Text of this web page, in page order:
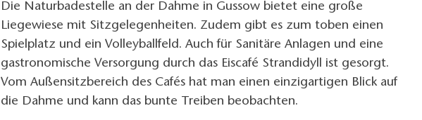
Die Naturbadestelle an der Dahme in Gussow bietet eine große
Liegewiese mit Sitzgelegenheiten. Zudem gibt es zum toben einen
Spielplatz und ein Volleyballfeld. Auch für Sanitäre Anlagen und eine
gastronomische Versorgung durch das Eiscafé Strandidyll ist gesorgt.
Vom Außensitzbereich des Cafés hat man einen einzigartigen Blick auf
die Dahme und kann das bunte Treiben beobachten.